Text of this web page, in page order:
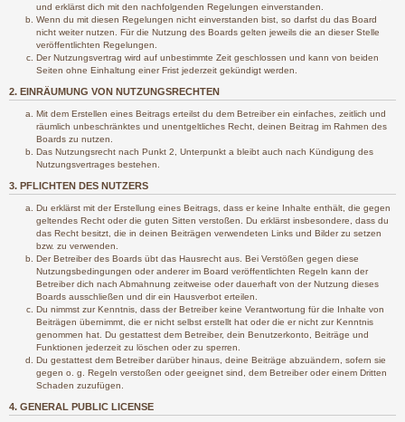
und erklärst dich mit den nachfolgenden Regelungen einverstanden.
Wenn du mit diesen Regelungen nicht einverstanden bist, so darfst du das Board
nicht weiter nutzen. Für die Nutzung des Boards gelten jeweils die an dieser Stelle
veröffentlichten Regelungen.
Der Nutzungsvertrag wird auf unbestimmte Zeit geschlossen und kann von beiden
Seiten ohne Einhaltung einer Frist jederzeit gekündigt werden.
2. EINRÄUMUNG VON NUTZUNGSRECHTEN
Mit dem Erstellen eines Beitrags erteilst du dem Betreiber ein einfaches, zeitlich und
räumlich unbeschränktes und unentgeltliches Recht, deinen Beitrag im Rahmen des
Boards zu nutzen.
Das Nutzungsrecht nach Punkt 2, Unterpunkt a bleibt auch nach Kündigung des
Nutzungsvertrages bestehen.
3. PFLICHTEN DES NUTZERS
Du erklärst mit der Erstellung eines Beitrags, dass er keine Inhalte enthält, die gegen
geltendes Recht oder die guten Sitten verstoßen. Du erklärst insbesondere, dass du
das Recht besitzt, die in deinen Beiträgen verwendeten Links und Bilder zu setzen
bzw. zu verwenden.
Der Betreiber des Boards übt das Hausrecht aus. Bei Verstößen gegen diese
Nutzungsbedingungen oder anderer im Board veröffentlichten Regeln kann der
Betreiber dich nach Abmahnung zeitweise oder dauerhaft von der Nutzung dieses
Boards ausschließen und dir ein Hausverbot erteilen.
Du nimmst zur Kenntnis, dass der Betreiber keine Verantwortung für die Inhalte von
Beiträgen übernimmt, die er nicht selbst erstellt hat oder die er nicht zur Kenntnis
genommen hat. Du gestattest dem Betreiber, dein Benutzerkonto, Beiträge und
Funktionen jederzeit zu löschen oder zu sperren.
Du gestattest dem Betreiber darüber hinaus, deine Beiträge abzuändern, sofern sie
gegen o. g. Regeln verstoßen oder geeignet sind, dem Betreiber oder einem Dritten
Schaden zuzufügen.
4. GENERAL PUBLIC LICENSE